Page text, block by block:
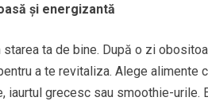
și energizantă
ta de bine. După o zi
a te revitaliza. Alege alimente
iaurtul grecesc sau smoothie-urile.